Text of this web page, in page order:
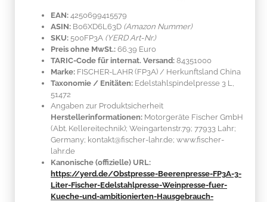
EAN: 4250699415579
ASIN: B06XD6L63D (Amazon Nummer)
SKU: 500FP3A (YERD Art-Nr.)
Preis ohne MwSt.: 66.39 Euro
TARIC-Code für internat. Versand: 84351000
Marke: FISCHER-LAHR (FP3A) / Herkunftsland China
Taxonomie / Enitäten: Edelstahlspindelpresse 3 L,
51472
Angaben zur Produktsicherheit
Herstellerinformationen: Motorgeräte Fischer GmbH
(Abt. Kellereitechnik); Weingartenstr.79; 77933 Lahr;
Germany; kontakt@fischer-lahr.de; www.fischer-
lahr.de
Kanonische (offizielle) URL:
https://yerd.de/Obstpresse-Beerenpresse-FP3A-3-
Liter-Fischer-Edelstahlpresse-Weinpresse-fuer-
Kueche-und-ambitionierten-Hausgebrauch-